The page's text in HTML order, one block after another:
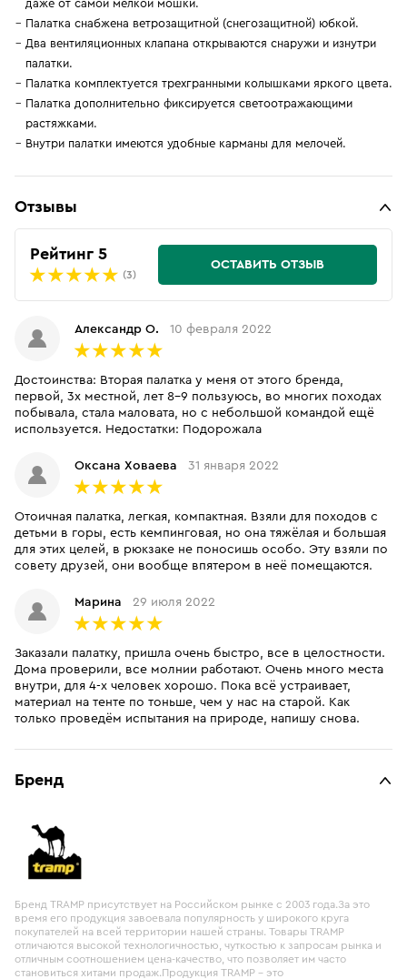
даже от самой мелкой мошки.
Палатка снабжена ветрозащитной (снегозащитной) юбкой.
Два вентиляционных клапана открываются снаружи и изнутри
палатки.
Палатка комплектуется трехгранными колышками яркого цвета.
Палатка дополнительно фиксируется светоотражающими
растяжками.
Внутри палатки имеются удобные карманы для мелочей.
Отзывы
Рейтинг 5
(3)
ОСТАВИТЬ ОТЗЫВ
Александр О. 10 февраля 2022
Достоинства: Вторая палатка у меня от этого бренда,
первой, 3х местной, лет 8-9 пользуюсь, во многих походах
побывала, стала маловата, но с небольшой командой ещё
используется. Недостатки: Подорожала
Оксана Ховаева 31 января 2022
Отоичная палатка, легкая, компактная. Взяли для походов с
детьми в горы, есть кемпинговая, но она тяжёлая и большая
для этих целей, в рюкзаке не поносишь особо. Эту взяли по
совету друзей, они вообще впятером в неё помещаются.
Марина 29 июля 2022
Заказали палатку, пришла очень быстро, все в целостности.
Дома проверили, все молнии работают. Очень много места
внутри, для 4-х человек хорошо. Пока всё устраивает,
материал на тенте по тоньше, чем у нас на старой. Как
только проведём испытания на природе, напишу снова.
Бренд
Бренд TRAMP присутствует на Российском рынке с 2003 года.За это
время его продукция завоевала популярность у широкого круга
покупателей на всей территории нашей страны. Товары TRAMP
отличаются высокой технологичностью, чуткостью к запросам рынка и
отличным соотношением цена-качество, что позволяет им часто
становиться хитами продаж.Продукция TRAMP – это